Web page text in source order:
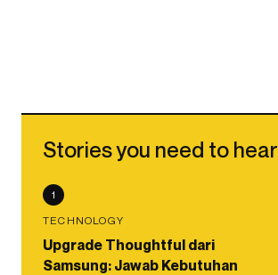
Stories you need to hear
1
TECHNOLOGY
Upgrade Thoughtful dari
Samsung: Jawab Kebutuhan